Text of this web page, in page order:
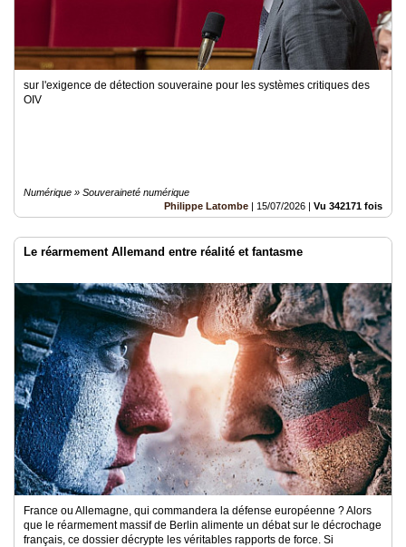
sur l'exigence de détection souveraine pour les systèmes critiques des
OIV
Numérique » Souveraineté numérique
Philippe Latombe | 15/07/2026 | Vu 342171 fois
Le réarmement Allemand entre réalité et fantasme
France ou Allemagne, qui commandera la défense européenne ? Alors
que le réarmement massif de Berlin alimente un débat sur le décrochage
français, ce dossier décrypte les véritables rapports de force. Si